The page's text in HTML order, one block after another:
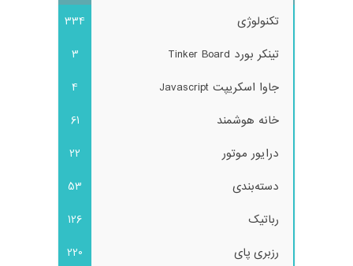
تکنولوژی
334
تینکر بورد Tinker Board
3
جاوا اسکریپت Javascript
4
خانه هوشمند
61
درایور موتور
22
دسته‌بندی
53
رباتیک
126
رزبری پای
220